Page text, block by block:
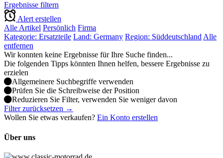
Ergebnisse filtern
Alert erstellen
Alle Artikel Persönlich Firma
Kategorie: Ersatzteile Land: Germany Region: Süddeutschland Alle
entfernen
Wir konnten keine Ergebnisse für Ihre Suche finden...
Die folgenden Tipps könnten Ihnen helfen, bessere Ergebnisse zu
erzielen
Allgemeinere Suchbegriffe verwenden
Prüfen Sie die Schreibweise der Position
Reduzieren Sie Filter, verwenden Sie weniger davon
Filter zurücksetzen →
Wollen Sie etwas verkaufen? Ein Konto erstellen
Über uns